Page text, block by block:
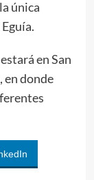
única
en San
en donde